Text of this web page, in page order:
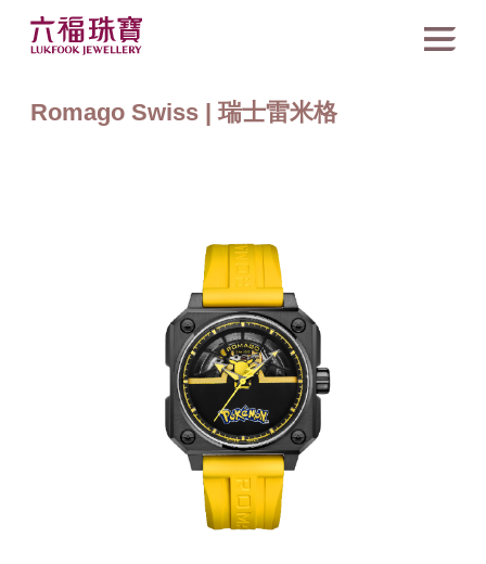
Romago Swiss | 瑞士雷米格